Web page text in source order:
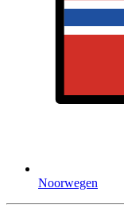
Noorwegen